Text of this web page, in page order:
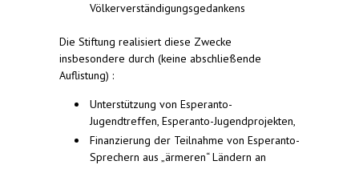
Völkerverständigungsgedankens
Die Stiftung realisiert diese Zwecke
insbesondere durch (keine abschließende
Auflistung) :
Unterstützung von Esperanto-
Jugendtreffen, Esperanto-Jugendprojekten,
Finanzierung der Teilnahme von Esperanto-
Sprechern aus „ärmeren“ Ländern an